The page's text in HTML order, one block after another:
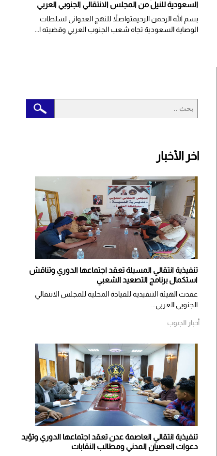
السعودية للنيل من المجلس الانتقالي الجنوبي العربي
بسم الله الرحمن الرحيمتواصلاً للنهج العدواني لسلطات
الوصاية السعودية تجاه شعب الجنوب العربي وقضيته ا...
اخر الأخبار
تنفيذية انتقالي المسيلة تعقد اجتماعها الدوري وتناقش
استكمال برنامج التصعيد الشعبي
عقدت الهيئة التنفيذية للقيادة المحلية للمجلس الانتقالي
الجنوبي العربي...
أخبار الجنوب
تنفيذية انتقالي العاصمة عدن تعقد اجتماعها الدوري وتؤيد
دعوات العصيان المدني ومطالب النقابات